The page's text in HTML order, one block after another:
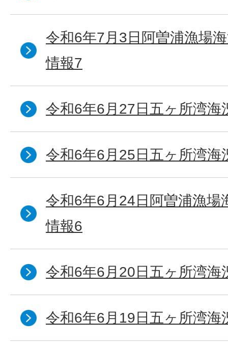
令和6年7月3日阿曽浦漁場
情報7
令和6年6月27日五ヶ所湾海
令和6年6月25日五ヶ所湾海
令和6年6月24日阿曽浦漁場
情報6
令和6年6月20日五ヶ所湾海
令和6年6月19日五ヶ所湾海